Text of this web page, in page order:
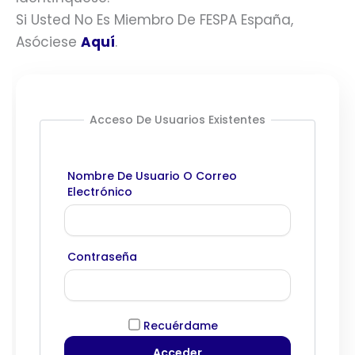
Si Usted No Es Miembro De FESPA España,
Asóciese Aquí.
Acceso De Usuarios Existentes
Nombre De Usuario O Correo
Electrónico
Contraseña
Recuérdame